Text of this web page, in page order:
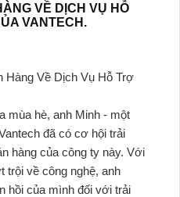
VỀ DỊCH VỤ HỖ
VANTECH.
Hàng Về Dịch Vụ Hỗ Trợ
mùa hè, anh Minh - một
đã có cơ hội trải
hàng của công ty này. Với
trội về công nghệ, anh
hồi của mình đối với trải